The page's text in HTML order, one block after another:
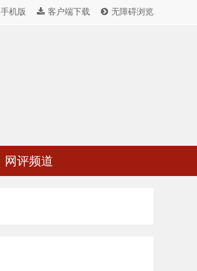
手机版 客户端下载 无障碍浏览
网评频道